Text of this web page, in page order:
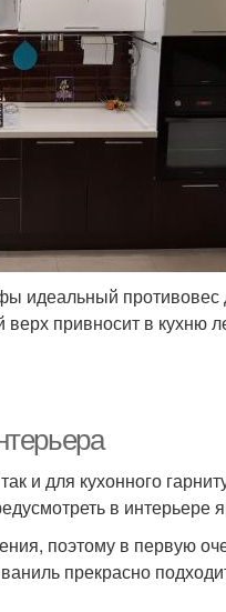
идеальный
привносит в кухню
и для кухонного
в
поэтому в первую
прекрасно